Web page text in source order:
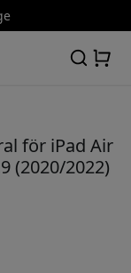
för iPad Air
(2020/2022)